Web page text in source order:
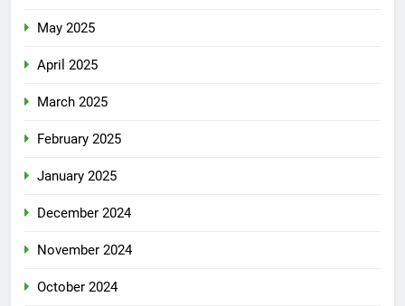
May 2025
April 2025
March 2025
February 2025
January 2025
December 2024
November 2024
October 2024